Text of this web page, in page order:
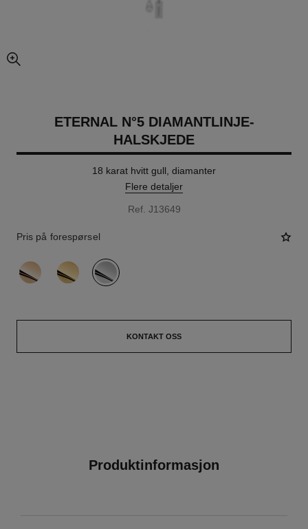
forstørret visning av bildet
ETERNAL N°5 DIAMANTLINJE-
HALSKJEDE
18 karat hvitt gull, diamanter
Flere detaljer
Ref. J13649
Pris på forespørsel
variant (3)
KONTAKT OSS
Produktinformasjon